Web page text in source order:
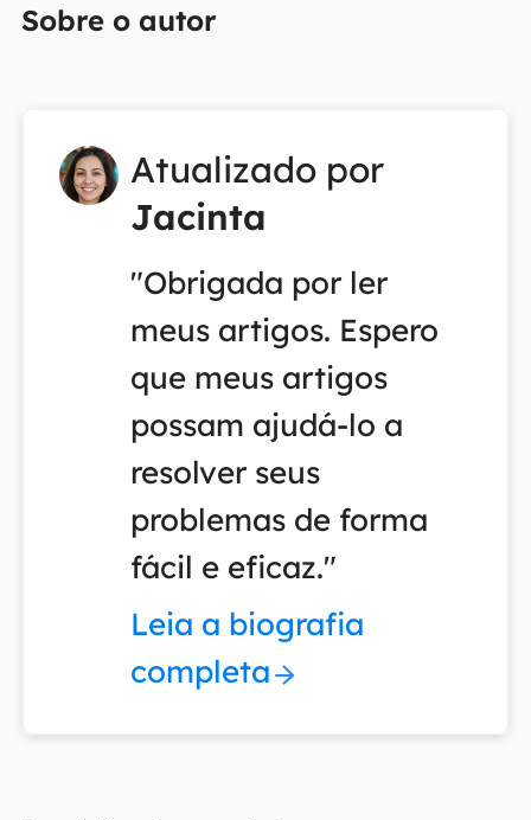
Sobre o autor
Atualizado por
Jacinta
"Obrigada por ler
meus artigos. Espero
que meus artigos
possam ajudá-lo a
resolver seus
problemas de forma
fácil e eficaz."
Leia a biografia
completa